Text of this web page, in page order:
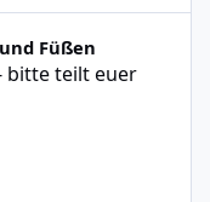
Füßen
bitte teilt euer